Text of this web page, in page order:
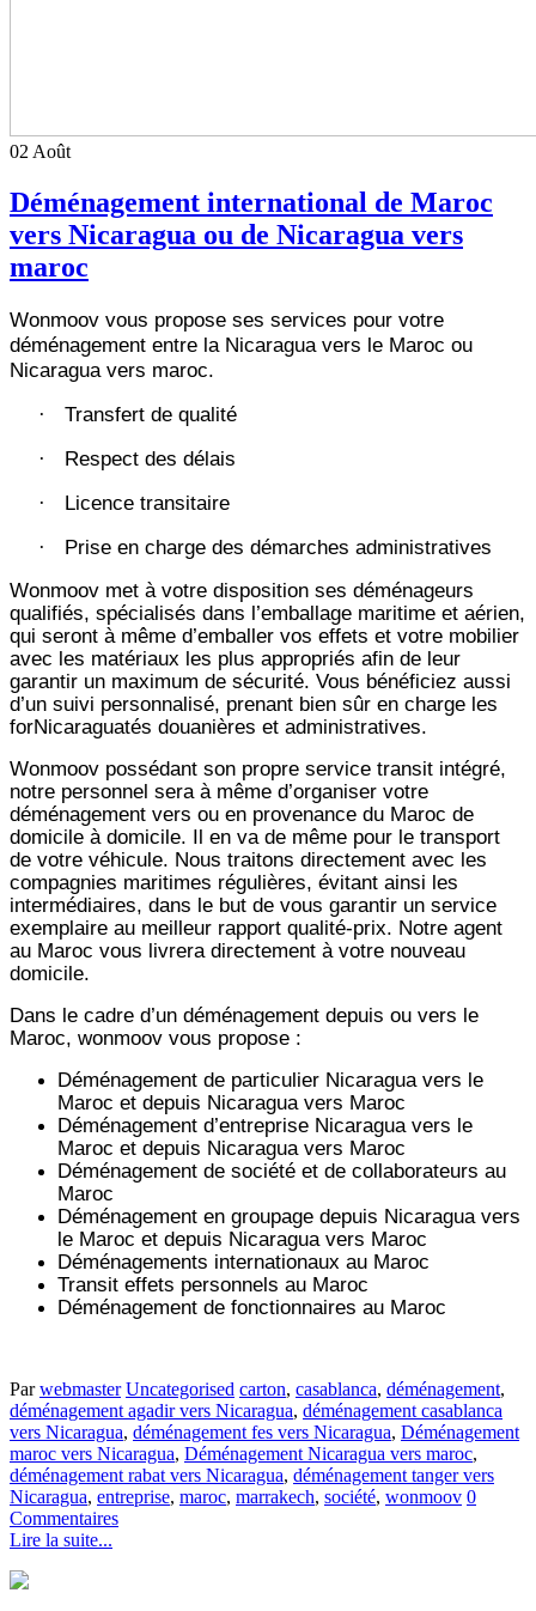
02 Août
Déménagement international de Maroc
vers Nicaragua ou de Nicaragua vers
maroc
Wonmoov vous propose ses services pour votre
déménagement entre la Nicaragua vers le Maroc ou
Nicaragua vers maroc.
· Transfert de qualité
· Respect des délais
· Licence transitaire
·
Prise en charge des démarches administratives
Wonmoov met à votre disposition ses déménageurs
qualifiés, spécialisés dans l’emballage maritime et aérien,
qui seront à même d’emballer vos effets et votre mobilier
avec les matériaux les plus appropriés afin de leur
garantir un maximum de sécurité. Vous bénéficiez aussi
d’un suivi personnalisé, prenant bien sûr en charge les
forNicaraguatés douanières et administratives.
Wonmoov possédant son propre service transit intégré,
notre personnel sera à même d’organiser votre
déménagement vers ou en provenance du Maroc de
domicile à domicile. Il en va de même pour le transport
de votre véhicule. Nous traitons directement avec les
compagnies maritimes régulières, évitant ainsi les
intermédiaires, dans le but de vous garantir un service
exemplaire au meilleur rapport qualité-prix. Notre agent
au Maroc vous livrera directement à votre nouveau
domicile.
Dans le cadre d’un déménagement depuis ou vers le
Maroc, wonmoov vous propose :
Déménagement de particulier Nicaragua vers le
Maroc et depuis Nicaragua vers Maroc
Déménagement d’entreprise Nicaragua vers le
Maroc et depuis Nicaragua vers Maroc
Déménagement de société et de collaborateurs au
Maroc
Déménagement en groupage depuis Nicaragua vers
le Maroc et depuis Nicaragua vers Maroc
Déménagements internationaux au Maroc
Transit effets personnels au Maroc
Déménagement de fonctionnaires au Maroc
Parwebmaster Uncategorised carton, casablanca, déménagement,
déménagement agadir vers Nicaragua, déménagement casablanca
vers Nicaragua, déménagement fes vers Nicaragua, Déménagement
maroc vers Nicaragua, Déménagement Nicaragua vers maroc,
déménagement rabat vers Nicaragua, déménagement tanger vers
Nicaragua, entreprise, maroc, marrakech, société, wonmoov 0
Commentaires
Lire la suite...